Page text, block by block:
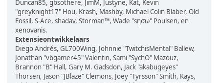
Duncan85, gbsothere, JimM, Justyne, Kat, Kevin
"greyknight17" Hou, Krash, Mashby, Michael Colin Blaber, Old
Fossil, S-Ace, shadav, Storman™, Wade "sησω" Poulsen, en
xenovanis.
Extensieontwikkelaars
Diego Andrés, GL700Wing, Johnnie "TwitchisMental" Ballew,
Jonathan "vbgamer45" Valentin, Sami "SychO" Mazouz,
Brannon "B" Hall, Gary M. Gadsdon, Jack "akabugeyes"
Thorsen, Jason "JBlaze" Clemons, Joey "Tyrsson" Smith, Kays,